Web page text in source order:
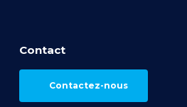
Contact
Contactez-nous